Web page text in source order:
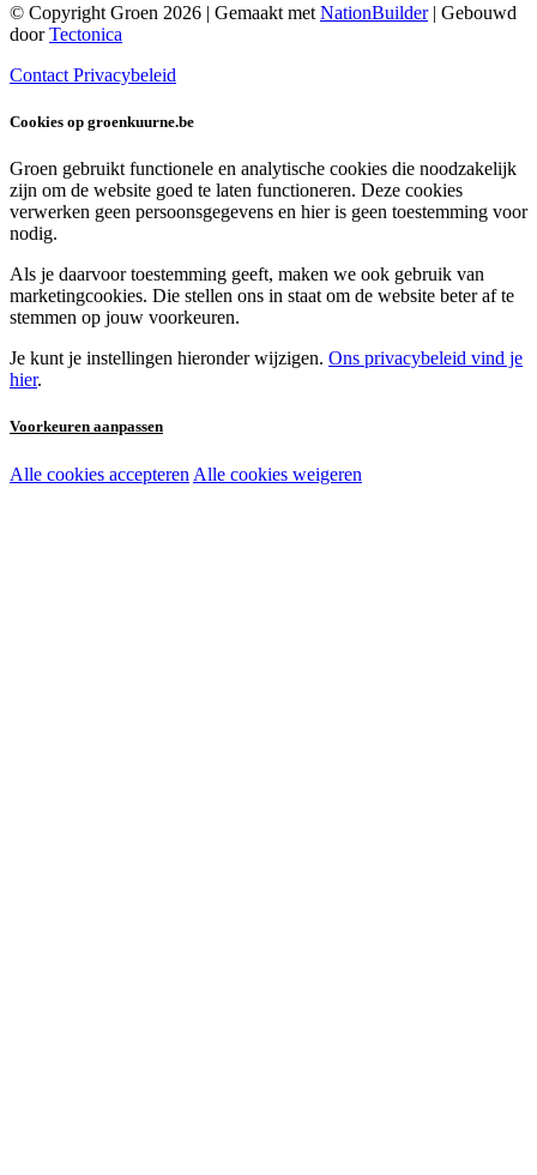
© Copyright Groen 2026 | Gemaakt met NationBuilder| Gebouwd
doorTectonica
Contact Privacybeleid
Cookies op groenkuurne.be
Groen gebruikt functionele en analytische cookies die noodzakelijk
zijn om de website goed te laten functioneren. Deze cookies
verwerken geen persoonsgegevens en hier is geen toestemming voor
nodig.
Als je daarvoor toestemming geeft, maken we ook gebruik van
marketingcookies. Die stellen ons in staat om de website beter af te
stemmen op jouw voorkeuren.
Je kunt je instellingen hieronder wijzigen. Ons privacybeleid vind je
hier.
Voorkeuren aanpassen
Noodzakelijke cookies:
Alle cookies accepteren Alle cookies weigeren